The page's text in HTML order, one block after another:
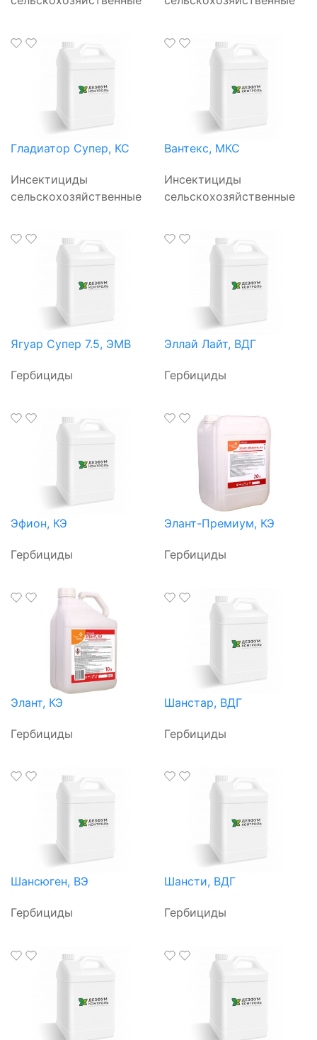
Гладиатор Супер, КС
Инсектициды
сельскохозяйственные
Вантекс, МКС
Инсектициды
сельскохозяйственные
Ягуар Супер 7.5, ЭМВ
Гербициды
Эллай Лайт, ВДГ
Гербициды
Эфион, КЭ
Гербициды
Элант-Премиум, КЭ
Гербициды
Элант, КЭ
Гербициды
Шанстар, ВДГ
Гербициды
Шансюген, ВЭ
Гербициды
Шансти, ВДГ
Гербициды